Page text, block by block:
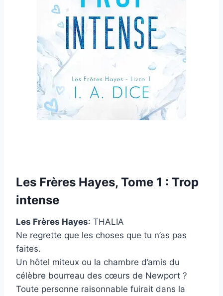
Les Frères Hayes, Tome 1 : Trop
intense
Les Frères Hayes: THALIA
Ne regrette que les choses que tu n’as pas
faites.
Un hôtel miteux ou la chambre d’amis du
célèbre bourreau des cœurs de Newport ?
Toute personne raisonnable fuirait dans la